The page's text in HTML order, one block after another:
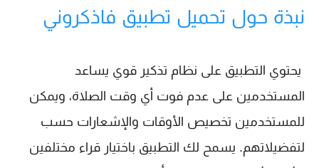
نبذة حول تحميل تطبيق فاذكروني
يحتوي التطبيق على نظام تذكير قوي يساعد
المستخدمين على عدم فوت أي وقت الصلاة، ويمكن
للمستخدمين تخصيص الأوقات والإشعارات حسب
لتفضيلاتهم. يسمح لك التطبيق باختيار قراء مختلفين